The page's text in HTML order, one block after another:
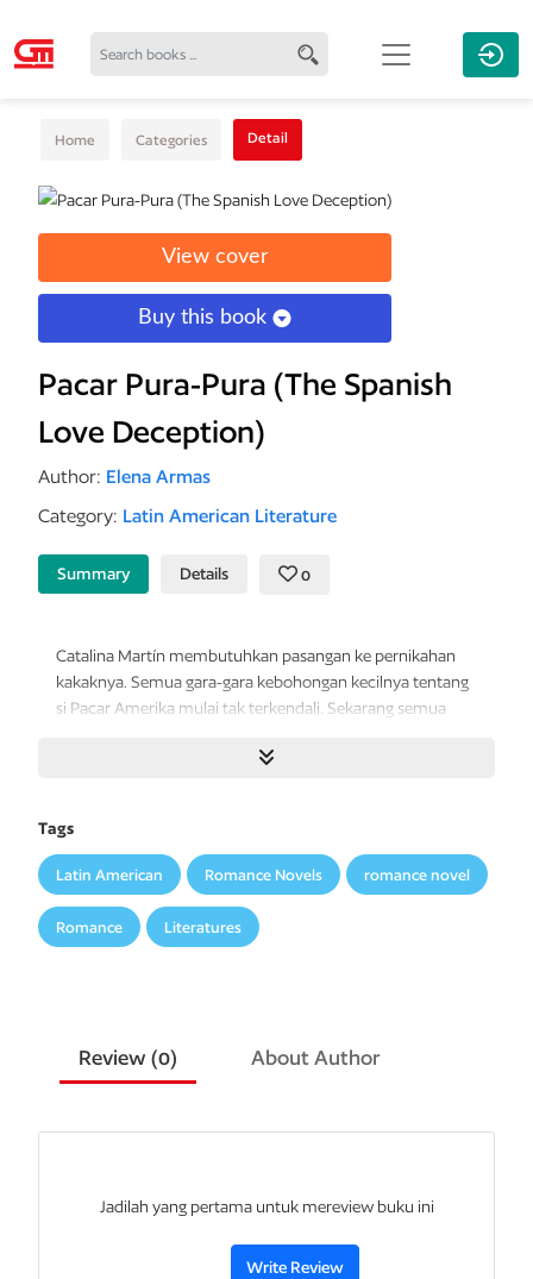
Home Categories Detail
View cover
Buy this book
Pacar Pura-Pura (The Spanish
Love Deception)
Author: Elena Armas
Category: Latin American Literature
Summary Details 0
Catalina Martín membutuhkan pasangan ke pernikahan
kakaknya. Semua gara-gara kebohongan kecilnya tentang
si Pacar Amerika mulai tak terkendali. Sekarang semua
khayalannya. Dia hanya punya empat minggu untuk
Tepat pada saat itu, Aaron Blackford koleganya yang tinggi,
tampan, dan angkuh secara mengejutkan menawarkan
diri untuk membantu. Catalina ingin menolak. Baginya,
Aaron terlalu menjengkelkan untuk dijadikan pacar meski
mulai menyadari pria itu tidaklah semenyebalkan yang
Tags
Latin American Romance Novels romance novel
Romance Literatures
Review (0) About Author
Jadilah yang pertama untuk mereview buku ini
Write Review